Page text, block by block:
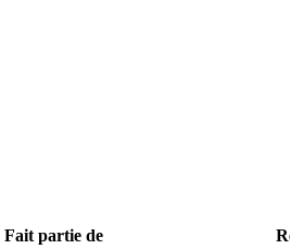
Fait partie de